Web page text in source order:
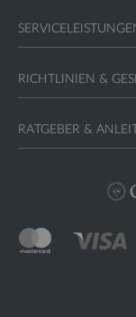
RICHTLINIEN &
RATGEBER &